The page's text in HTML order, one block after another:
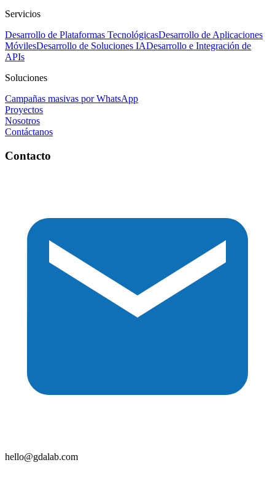
Servicios
Desarrollo de Plataformas TecnológicasDesarrollo de Aplicaciones
MóvilesDesarrollo de Soluciones IADesarrollo e Integración de
APIs
Soluciones
Campañas masivas por WhatsApp
Proyectos
Nosotros
Contáctanos
Contacto
hello@gdalab.com